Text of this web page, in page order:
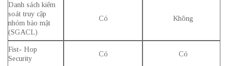
Danh sách kiểm
soát truy cập
nhóm bảo mật
(SGACL)
Có Không
Fist- Hop
Security
Có Có